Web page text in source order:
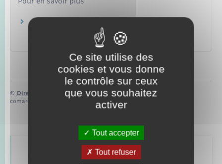
Conseil national des barreaux
© Direction de l’information légale et administrative
comarquage developpé par
baseo.io
Retrouvez aussi
Ce site utilise des
cookies et vous donne
le contrôle sur ceux
que vous souhaitez
activer
Tout accepter
Tout refuser